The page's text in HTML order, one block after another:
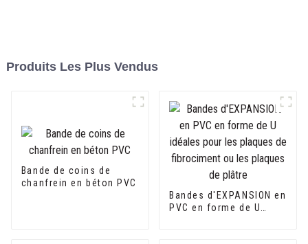
Produits Les Plus Vendus
Bande de coins de
chanfrein en béton PVC
Bandes d'EXPANSION en
PVC en forme de U